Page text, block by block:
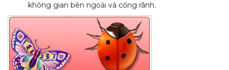
không gian bên ngoài và cống rãnh.